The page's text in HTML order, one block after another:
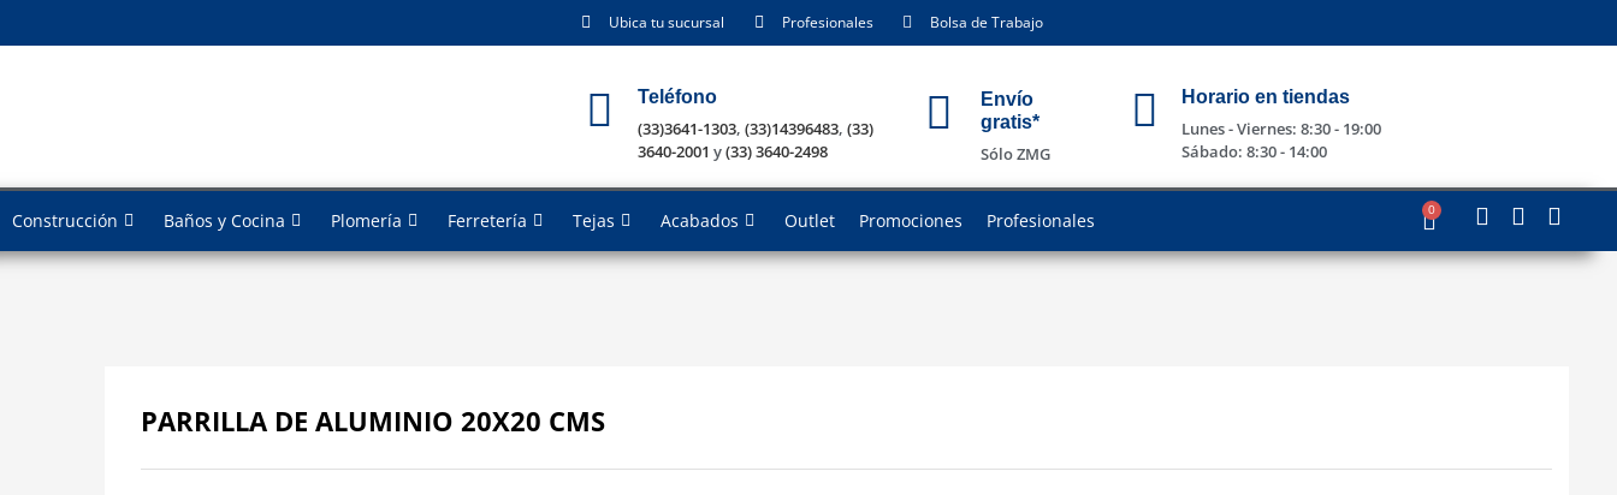
Ubica tu sucursal Profesionales Bolsa de Trabajo
Teléfono
(33)3641-1303, (33)14396483, (33)
3640-2001 y(33) 3640-2498
Envío
gratis*
Sólo ZMG
Horario en tiendas
Lunes - Viernes: 8:30 - 19:00
Sábado: 8:30 - 14:00
Construcción Baños y Cocina Plomería Ferretería Tejas Acabados Outlet Promociones Profesionales 0
PARRILLA DE ALUMINIO 20X20 CMS